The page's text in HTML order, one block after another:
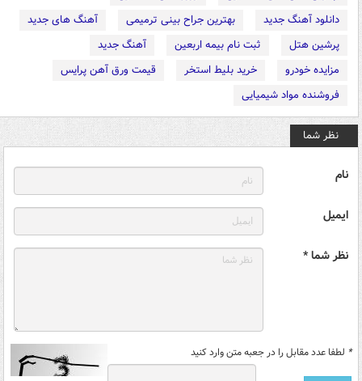
دانلود آهنگ جدید
بهترین جراح بینی ترمیمی
آهنگ های جدید
پرشین هتل
ثبت نام بیمه اربعین
آهنگ جدید
مزایده خودرو
خرید بلیط استخر
قیمت ورق آهن پرایس
فروشنده مواد شیمیایی
نظر شما
نام
ایمیل
نظر شما *
* لطفا عدد مقابل را در جعبه متن وارد کنید